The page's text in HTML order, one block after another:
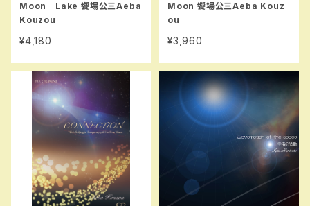
Moon Lake 饗場公三Aeba
Kouzou
¥4,180
Moon 饗場公三Aeba Kouz
ou
¥3,960